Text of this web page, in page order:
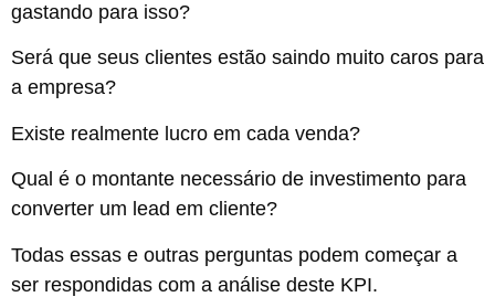
gastando para isso?
Será que seus clientes estão saindo muito caros para
a empresa?
Existe realmente lucro em cada venda?
Qual é o montante necessário de investimento para
converter um lead em cliente?
Todas essas e outras perguntas podem começar a
ser respondidas com a análise deste KPI.